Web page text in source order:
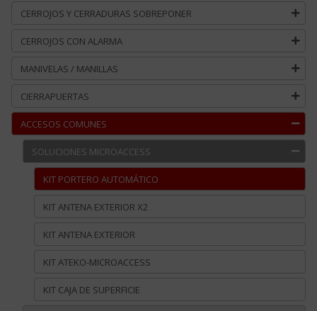
CERROJOS Y CERRADURAS SOBREPONER
CERROJOS CON ALARMA
MANIVELAS / MANILLAS
CIERRAPUERTAS
ACCESOS COMUNES
SOLUCIONES MICROACCESS
KIT PORTERO AUTOMÁTICO
KIT ANTENA EXTERIOR X2
KIT ANTENA EXTERIOR
KIT ATEKO-MICROACCESS
KIT CAJA DE SUPERFICIE